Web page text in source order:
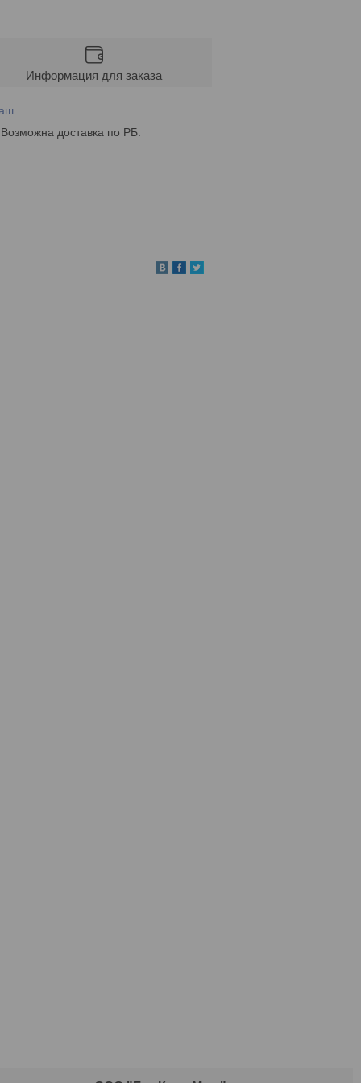
Информация для заказа
доставка по РБ.